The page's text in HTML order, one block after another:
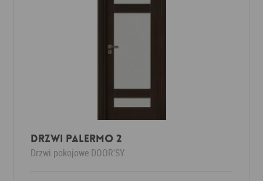
Drzwi Palermo 2
Drzwi pokojowe DOOR'SY